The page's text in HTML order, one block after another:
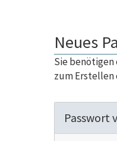
Neues
Sie benötigen
zum Erstellen
Passwort